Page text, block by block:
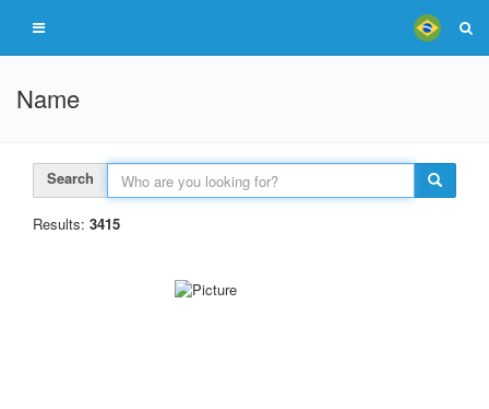
Name
Search
Results: 3415